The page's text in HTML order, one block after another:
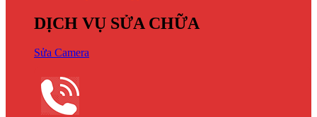
DỊCH VỤ SỬA CHỮA
Sửa Camera